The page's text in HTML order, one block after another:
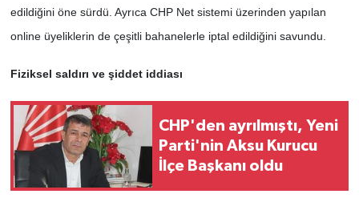
edildiğini öne sürdü. Ayrıca CHP Net sistemi üzerinden yapılan
online üyeliklerin de çeşitli bahanelerle iptal edildiğini savundu.
Fiziksel saldırı ve şiddet iddiası
CHP'den ayrılmıştı, Yeni
Parti'nin Aksu Kurucu
İlçe Başkanı oldu